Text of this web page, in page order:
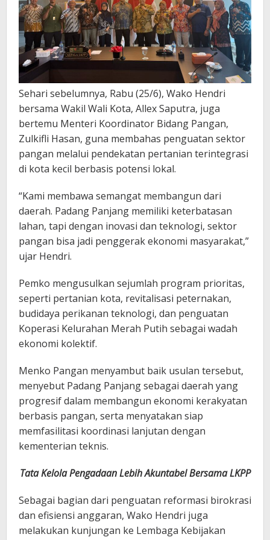
Sehari sebelumnya, Rabu (25/6), Wako Hendri
bersama Wakil Wali Kota, Allex Saputra, juga
bertemu Menteri Koordinator Bidang Pangan,
Zulkifli Hasan, guna membahas penguatan sektor
pangan melalui pendekatan pertanian terintegrasi
di kota kecil berbasis potensi lokal.
“Kami membawa semangat membangun dari
daerah. Padang Panjang memiliki keterbatasan
lahan, tapi dengan inovasi dan teknologi, sektor
pangan bisa jadi penggerak ekonomi masyarakat,”
ujar Hendri.
Pemko mengusulkan sejumlah program prioritas,
seperti pertanian kota, revitalisasi peternakan,
budidaya perikanan teknologi, dan penguatan
Koperasi Kelurahan Merah Putih sebagai wadah
ekonomi kolektif.
Menko Pangan menyambut baik usulan tersebut,
menyebut Padang Panjang sebagai daerah yang
progresif dalam membangun ekonomi kerakyatan
berbasis pangan, serta menyatakan siap
memfasilitasi koordinasi lanjutan dengan
kementerian teknis.
Tata Kelola Pengadaan Lebih Akuntabel Bersama LKPP
Sebagai bagian dari penguatan reformasi birokrasi
dan efisiensi anggaran, Wako Hendri juga
melakukan kunjungan ke Lembaga Kebijakan